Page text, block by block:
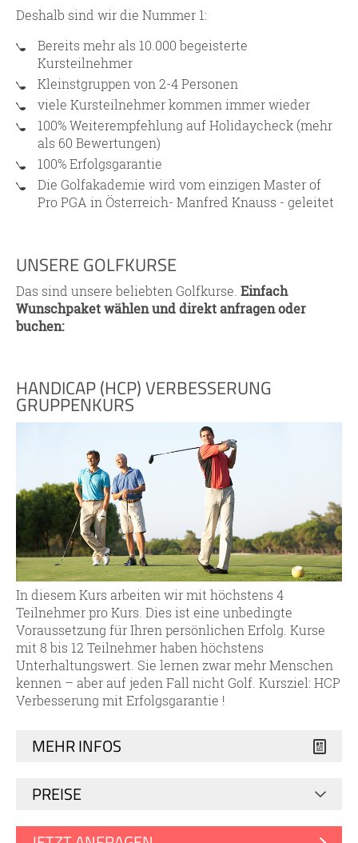
Deshalb sind wir die Nummer 1:
Bereits mehr als 10.000 begeisterte
Kursteilnehmer
Kleinstgruppen von 2-4 Personen
viele Kursteilnehmer kommen immer wieder
100% Weiterempfehlung auf Holidaycheck (mehr
als 60 Bewertungen)
100% Erfolgsgarantie
Die Golfakademie wird vom einzigen Master of
Pro PGA in Österreich- Manfred Knauss - geleitet
UNSERE GOLFKURSE
Das sind unsere beliebten Golfkurse. Einfach
Wunschpaket wählen und direkt anfragen oder
buchen:
HANDICAP (HCP) VERBESSERUNG
GRUPPENKURS
In diesem Kurs arbeiten wir mit höchstens 4
Teilnehmer pro Kurs. Dies ist eine unbedingte
Voraussetzung für Ihren persönlichen Erfolg. Kurse
mit 8 bis 12 Teilnehmer haben höchstens
Unterhaltungswert. Sie lernen zwar mehr Menschen
kennen – aber auf jeden Fall nicht Golf. Kursziel: HCP
Verbesserung mit Erfolgsgarantie !
MEHR INFOS
PREISE